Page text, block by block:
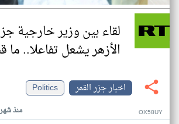
لقاء بين وزير خارجية
الأزهر يشعل تفاعلا..
اخبار جزر القمر
Politics
منذ OX58UY